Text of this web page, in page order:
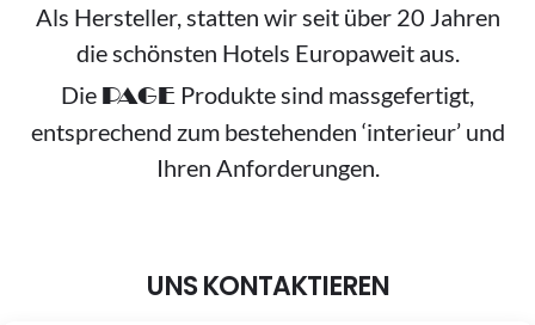
Als Hersteller, statten wir seit über 20 Jahren
die schönsten Hotels Europaweit aus.
Die PAGE Produkte sind massgefertigt,
entsprechend zum bestehenden ‘interieur’ und
Ihren Anforderungen.
UNS KONTAKTIEREN